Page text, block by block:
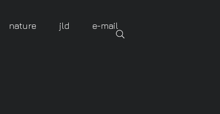
nature jld e-mail